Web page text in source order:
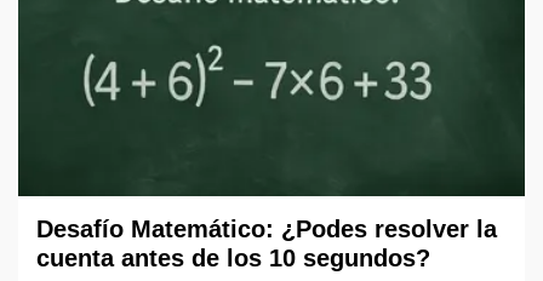
Desafío Matemático: ¿Podes resolver la
cuenta antes de los 10 segundos?